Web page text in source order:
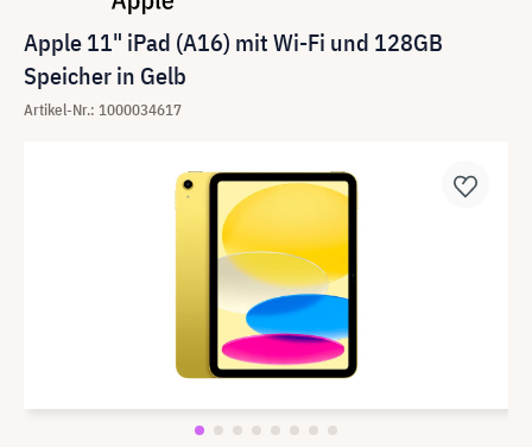
Apple 11" iPad (A16) mit Wi-Fi und 128GB
Speicher in Gelb
Artikel-Nr.: 1000034617